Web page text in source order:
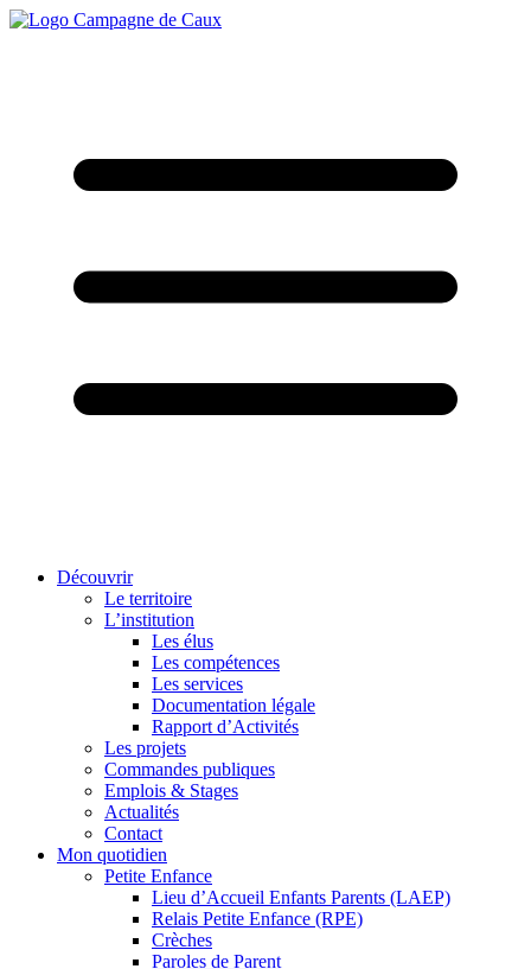
Découvrir
Le territoire
L’institution
Les élus
Les compétences
Les services
Documentation légale
Rapport d’Activités
Les projets
Commandes publiques
Emplois & Stages
Actualités
Contact
Mon quotidien
Petite Enfance
Lieu d’Accueil Enfants Parents (LAEP)
Relais Petite Enfance (RPE)
Crèches
Paroles de Parent